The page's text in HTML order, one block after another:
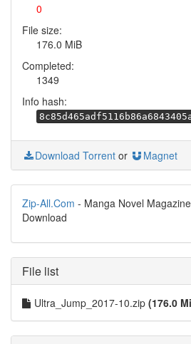
0
File size:
176.0 MiB
Completed:
1349
Info hash:
Download Torrent or Magnet
Zip-All.Com - Manga Novel
Download
File list
Ultra_Jump_2017-10.zip (176.0